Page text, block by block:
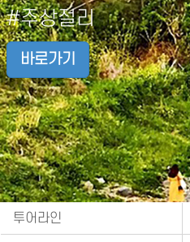
#주상절리
바로가기
투어라인